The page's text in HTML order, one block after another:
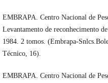
EMBRAPA. Centro Nacional de
Levantamento de reconhecimento
1984. 2 tomos. (Embrapa-
Técnico, 16).
EMBRAPA. Centro Nacional de